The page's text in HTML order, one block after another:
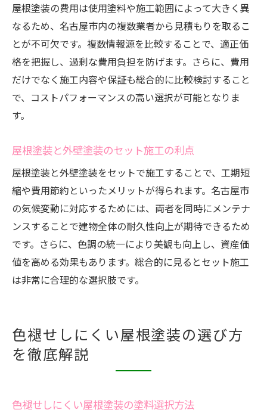
屋根塗装の費用は使用塗料や施工範囲によって大きく異
なるため、名古屋市内の複数業者から見積もりを取るこ
とが不可欠です。複数情報源を比較することで、適正価
格を把握し、過剰な費用負担を防げます。さらに、費用
だけでなく施工内容や保証も総合的に比較検討すること
で、コストパフォーマンスの高い選択が可能となりま
す。
屋根塗装と外壁塗装のセット施工の利点
屋根塗装と外壁塗装をセットで施工することで、工期短
縮や費用節約といったメリットが得られます。名古屋市
の気候変動に対応するためには、両者を同時にメンテナ
ンスすることで建物全体の耐久性向上が期待できるため
です。さらに、色調の統一により美観も向上し、資産価
値を高める効果もあります。総合的に見るとセット施工
は非常に合理的な選択肢です。
色褪せしにくい屋根塗装の選び方
を徹底解説
色褪せしにくい屋根塗装の塗料選択方法